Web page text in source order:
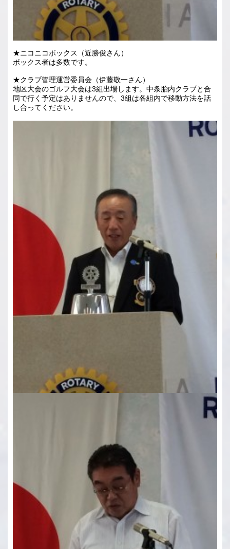
★ニコニコボックス（近勝俊さん）
ボックス者は多数です。
★クラブ管理運営委員会（伊藤敬一さん）
地区大会のゴルフ大会は3組出場します。中条胎内クラブと合
同で行く予定はありませんので、3組は各組内で移動方法を話
し合ってください。